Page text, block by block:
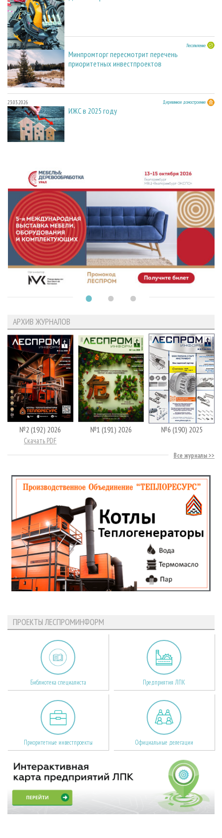
23.03.2026 Лесопиление
Минпромторг пересмотрит перечень
приоритетных инвестпроектов
23.03.2026 Деревянное домостроение
ИЖС в 2025 году
АРХИВ ЖУРНАЛОВ
№2 (192) 2026
Скачать PDF
№1 (191) 2026 №6 (190) 2025
Все журналы
ПРОЕКТЫ ЛЕСПРОМИНФОРМ
Библиотека специалиста Предприятия ЛПК
Приоритетные инвестпроекты Официальные делегации